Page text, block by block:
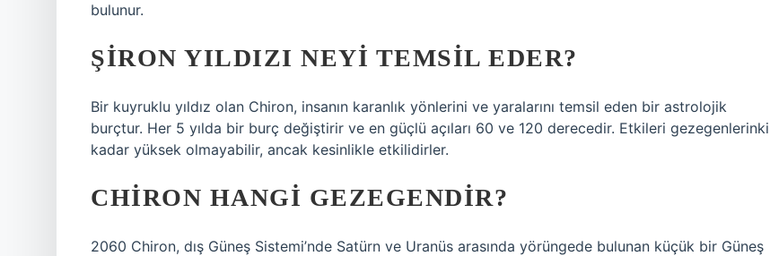
bulunur.
ŞIRON YILDIZI NEYI TEMSIL EDER?
Bir kuyruklu yıldız olan Chiron, insanın karanlık yönlerini ve yaralarını temsil eden bir astrolojik
burçtur. Her 5 yılda bir burç değiştirir ve en güçlü açıları 60 ve 120 derecedir. Etkileri gezegenlerinki
kadar yüksek olmayabilir, ancak kesinlikle etkilidirler.
CHIRON HANGI GEZEGENDIR?
2060 Chiron, dış Güneş Sistemi’nde Satürn ve Uranüs arasında yörüngede bulunan küçük bir Güneş